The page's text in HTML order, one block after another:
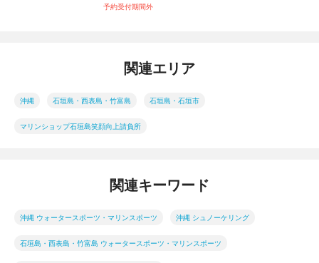
予約受付期間外
関連エリア
沖縄 石垣島・西表島・竹富島 石垣島・石垣市
マリンショップ石垣島笑顔向上請負所
関連キーワード
沖縄 ウォータースポーツ・マリンスポーツ 沖縄 シュノーケリング
石垣島・西表島・竹富島 ウォータースポーツ・マリンスポーツ